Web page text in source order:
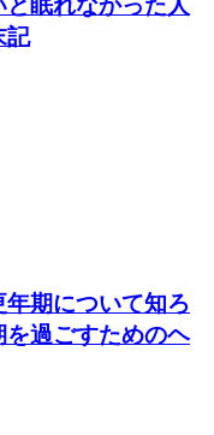
と眠れなかった人
記
期について知ろ
を過ごすためのヘ